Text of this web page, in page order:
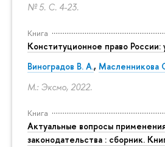
№ 5. С. 4-23.
Книга
Конституционное право России:
Виноградов В. А., Масленникова
М.: Эксмо, 2022.
Книга
Актуальные вопросы
законодательства : сборник.